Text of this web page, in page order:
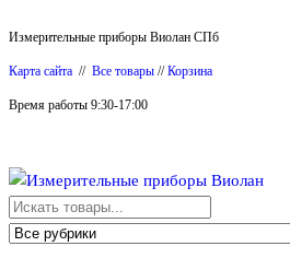
к
содержимому
Измерительные приборы Виолан СПб
Карта сайта // Все товары //Корзина
Время работы 9:30-17:00
Измерительные приборы Виолан